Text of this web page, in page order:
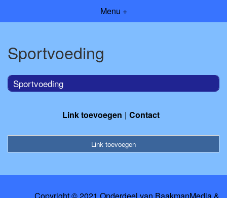
Menu +
Sportvoeding
Sportvoeding
Link toevoegen Contact
Link toevoegen